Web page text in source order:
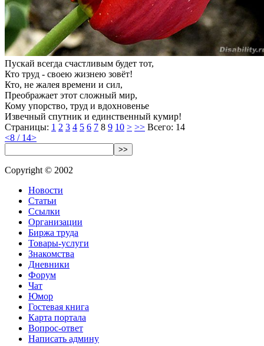
Пускай всегда счастливым будет тот,
Кто труд - своею жизнею зовёт!
Кто, не жалея времени и сил,
Преображает этот сложный мир,
Кому упорство, труд и вдохновенье
Извечный спутник и единственный кумир!
Страницы: 1 2 3 4 5 6 7 8 9 10 > >> Всего: 14
<8 / 14>
>>
Copyright © 2002
Новости
Статьи
Ссылки
Организации
Биржа труда
Товары-услуги
Знакомства
Дневники
Форум
Чат
Юмор
Гостевая книга
Карта портала
Вопрос-ответ
Написать админу